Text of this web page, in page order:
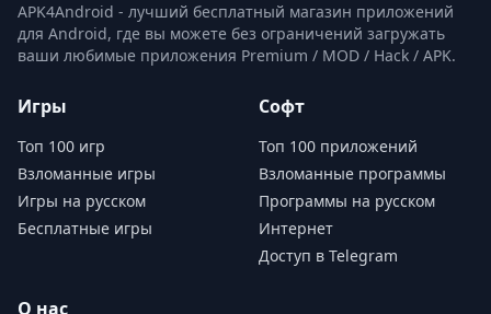
APK4Android - лучший бесплатный магазин приложений
для Android, где вы можете без ограничений загружать
ваши любимые приложения Premium / MOD / Hack / APK.
Игры
Топ 100 игр
Взломанные игры
Игры на русском
Бесплатные игры
Софт
Топ 100 приложений
Взломанные программы
Программы на русском
Интернет
Доступ в Telegram
О нас